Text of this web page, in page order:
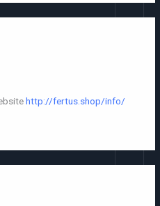
http://fertus.shop/info/